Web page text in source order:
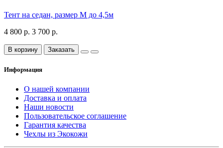
Тент на седан, размер М до 4,5м
4 800 р. 3 700 р.
В корзину Заказать
Информация
О нашей компании
Доставка и оплата
Наши новости
Пользовательское соглашение
Гарантия качества
Чехлы из Экокожи